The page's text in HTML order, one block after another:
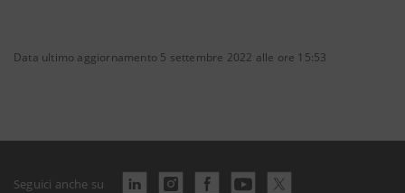
Data ultimo aggiornamento 5 settembre 2022 alle ore 15:53
Seguici anche su